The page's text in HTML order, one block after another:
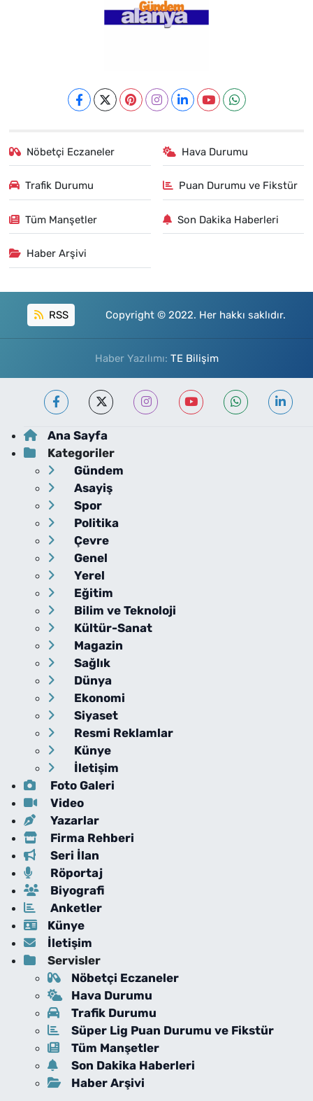
Nöbetçi Eczaneler Hava Durumu
Trafik Durumu Puan Durumu ve Fikstür
Tüm Manşetler Son Dakika Haberleri
Haber Arşivi
RSS Copyright © 2022. Her hakkı saklıdır.
Haber Yazılımı: TE Bilişim
Ana Sayfa
Kategoriler
Gündem
Asayiş
Spor
Politika
Çevre
Genel
Yerel
Eğitim
Bilim ve Teknoloji
Kültür-Sanat
Magazin
Sağlık
Dünya
Ekonomi
Siyaset
Resmi Reklamlar
Künye
İletişim
Foto Galeri
Video
Yazarlar
Firma Rehberi
Seri İlan
Röportaj
Biyografi
Anketler
Künye
İletişim
Servisler
Nöbetçi Eczaneler
Hava Durumu
Trafik Durumu
Süper Lig Puan Durumu ve Fikstür
Tüm Manşetler
Son Dakika Haberleri
Haber Arşivi